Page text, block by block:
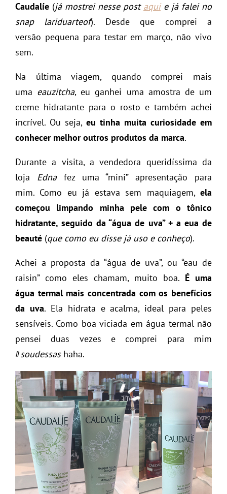
Caudalíe (já mostrei nesse post aquie já falei no
snap lariduarteof). Desde que comprei a
versão pequena para testar em março, não vivo
sem.
Na última viagem, quando comprei mais
uma eauzitcha, eu ganhei uma amostra de um
creme hidratante para o rosto e também achei
incrível. Ou seja, eu tinha muita curiosidade em
conhecer melhor outros produtos da marca.
Durante a visita, a vendedora queridíssima da
loja Ednafez uma “mini” apresentação para
mim. Como eu já estava sem maquiagem, ela
começou limpando minha pele com o tônico
hidratante, seguido da “água de uva” + a eua de
beauté (que como eu disse já uso e conheço).
Achei a proposta da “água de uva”, ou “eau de
raisin” como eles chamam, muito boa. É uma
água termal mais concentrada com os benefícios
da uva. Ela hidrata e acalma, ideal para peles
sensíveis. Como boa viciada em água termal não
pensei duas vezes e comprei para mim
#soudessashaha.